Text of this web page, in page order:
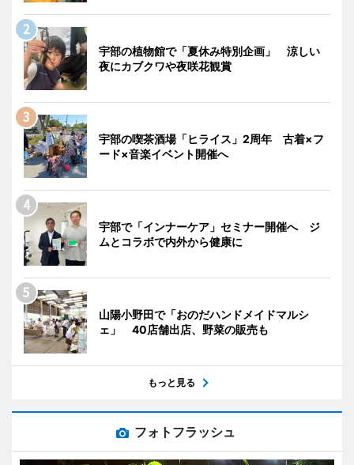
宇部の植物館で「夏休み特別企画」 涼しい
夜にカブクワや夜咲花観賞
宇部の喫茶酒場「ヒライス」2周年 古着×フ
ード×音楽イベント開催へ
宇部で「インナーケア」セミナー開催へ ジ
ムとコラボで内外から健康に
山陽小野田で「おのだハンドメイドマルシ
ェ」 40店舗出店、野菜の販売も
もっと見る
フォトフラッシュ